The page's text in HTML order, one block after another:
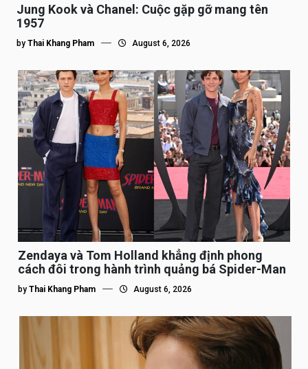
Jung Kook và Chanel: Cuộc gặp gỡ mang tên
1957
by Thai Khang Pham August 6, 2026
Zendaya và Tom Holland khẳng định phong
cách đôi trong hành trình quảng bá Spider-Man
by Thai Khang Pham August 6, 2026